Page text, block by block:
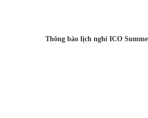
Thông báo lịch nghỉ ICO